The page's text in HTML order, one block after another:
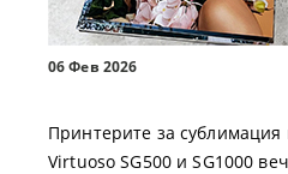
06 Фев 2026
Принтерите за сублимация
Virtuoso SG500 и SG1000